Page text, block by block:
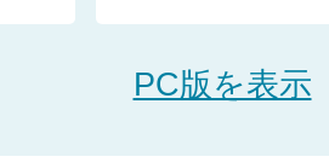
PC版を表示